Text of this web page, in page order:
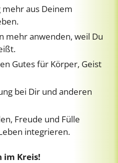
mehr aus Deinem
mehr anwenden, weil Du
Gutes für Körper, Geist
bei Dir und anderen
Freude und Fülle
integrieren.
im Kreis!